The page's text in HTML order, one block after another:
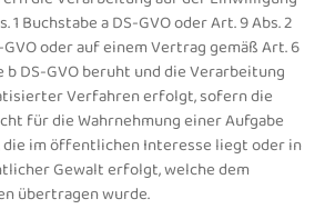
1 Buchstabe a DS-GVO oder Art. 9 Abs. 2
oder auf einem Vertrag gemäß Art. 6
b DS-GVO beruht und die Verarbeitung
Verfahren erfolgt, sofern die
für die Wahrnehmung einer Aufgabe
im öffentlichen Interesse liegt oder in
Gewalt erfolgt, welche dem
übertragen wurde.